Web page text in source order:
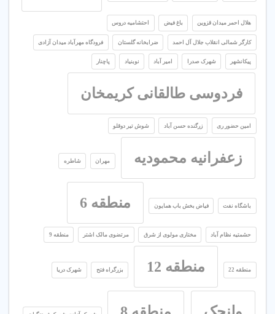
هلال احمر میدان قزوین باغ فیض احتشامیه دروس
کارگر شمالی انقلاب جلال آل احمد ضرابخانه گلستان فرودگاه مهرآباد میدان آزادی
پیکانشهر شهرک صدرا امیر آباد نوبنیاد پاچنار
فردوسی طالقانی کریمخان
امین حضور ری زرگنده حسن آباد شوش تیر دوقلو
زعفرانیه محمودیه مهران شاطره
باشگاه نفت فیاض بخش باب همایون منطقه 6
حشمتیه نظام آباد مختاری مولوی از شرق مرتضوی مالک اشتر منطقه 9
منطقه 22 منطقه 12 بزرگراه فتح شهرک دریا